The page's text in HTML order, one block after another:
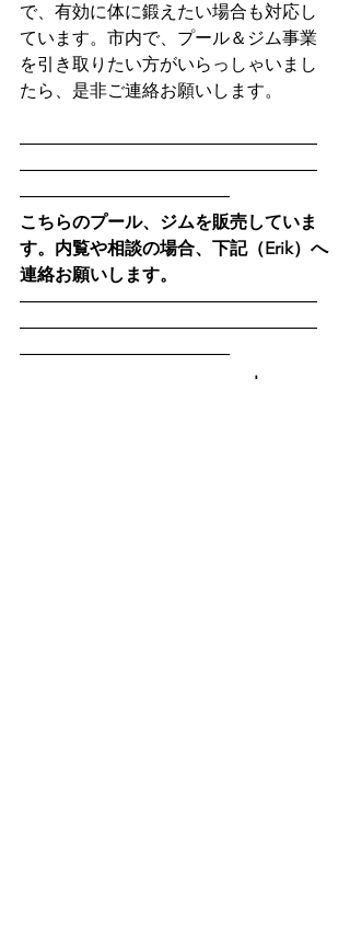
で、有効に体に鍛えたい場合も対応し
ています。市内で、プール＆ジム事業
を引き取りたい方がいらっしゃいまし
たら、是非ご連絡お願いします。
―――――――――――――――――
―――――――――――――――――
――――――――――――
こちらのプール、ジムを販売していま
す。内覧や相談の場合、下記（Erik）へ
連絡お願いします。
―――――――――――――――――
―――――――――――――――――
――――――――――――
＋